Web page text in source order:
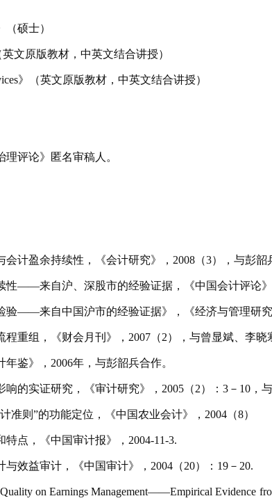
（硕士）
英文原版教材，中英文结合讲授）
》（英文原版教材，中英文结合讲授）
理评论》匿名审稿人。
计盈余持续性，《会计研究》， 2008 （3），与彭韶
性——来自沪、深股市的经验证据，《中国会计评论》
验——来自中国沪市的经验证据》，《经济与管理研究
重组，《财会月刊》， 2007 （2），与曾显斌、李晓
鉴》， 2006年，与彭韶兵合作。
的实证研究，《审计研究》， 2005 （2）：3 － 10 ，
则”的功能定位，《中国农业会计》， 2004 （8）
点，《中国审计报》， 2004-11-3.
效益审计，《中国审计》， 2004 （20）： 19 － 20.
on Earnings Management——Empirical Evidence